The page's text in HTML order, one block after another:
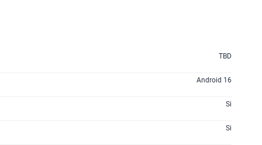
TBD
Android 16
Si
Si